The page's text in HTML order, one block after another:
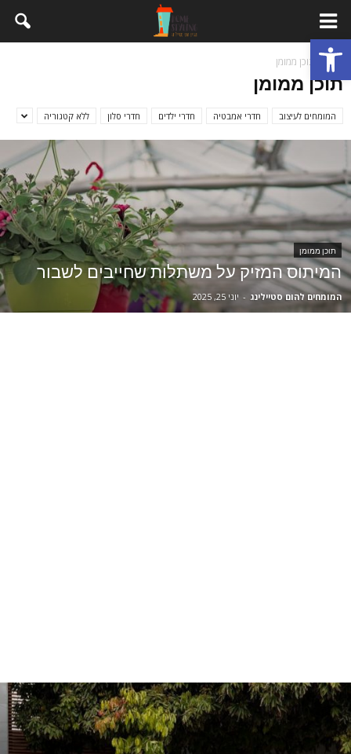
פתח סרגל נגישות
בית תוכן ממומן
תוכן ממומן
המומחים לעיצוב חדרי אמבטיה חדרי ילדים חדרי סלון ללא קטגוריה
תוכן ממומן
המיתוס המזיק על משתלות שחייבים לשבור
המומחים להום סטיילינג - יוני 25, 2025